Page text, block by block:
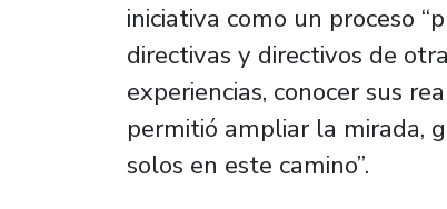
iniciativa como un proceso
directivas y directivos de
experiencias, conocer sus
permitió ampliar la mirada,
solos en este camino”.